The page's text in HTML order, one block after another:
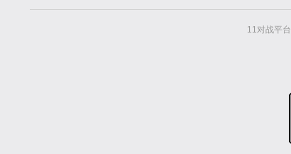
11对战平台